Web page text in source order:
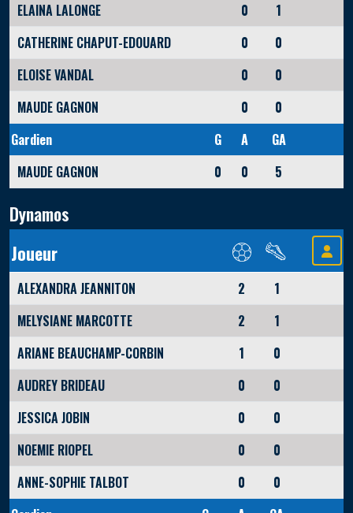
ELAINA LALONGE
0
1
CATHERINE CHAPUT-EDOUARD
0
0
ELOISE VANDAL
0
0
MAUDE GAGNON
0
0
Gardien
G A
GA
MAUDE GAGNON
0 0 5
Dynamos
Joueur
ALEXANDRA JEANNITON 2
1
MELYSIANE MARCOTTE
2
1
ARIANE BEAUCHAMP-CORBIN
1
0
AUDREY BRIDEAU
0
0
JESSICA JOBIN
0
0
NOEMIE RIOPEL
0
0
ANNE-SOPHIE TALBOT
0
0